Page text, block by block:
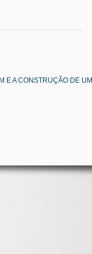
E A CONSTRUÇÃO DE